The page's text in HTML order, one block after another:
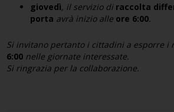
giovedì, il servizio di raccolta
porta avrà inizio alle ore 6:00
Si invitano pertanto i cittadini a esporre i
6:00 nelle giornate interessate.
Si ringrazia per la collaborazione.